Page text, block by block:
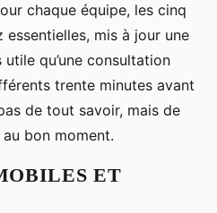
chaque équipe, les cinq
mis à jour une
qu’une consultation
trente minutes avant
de tout savoir, mais de
bon moment.
ET